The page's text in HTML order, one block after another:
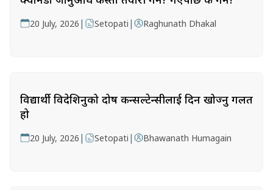
20 July, 2026 | Setopati | Raghunath Dhakal
विद्यार्थी विदेशिनुको दोष कन्सल्टेन्सीलाई दिन खोज्नु गलत
हो
20 July, 2026 | Setopati | Bhawanath Humagain